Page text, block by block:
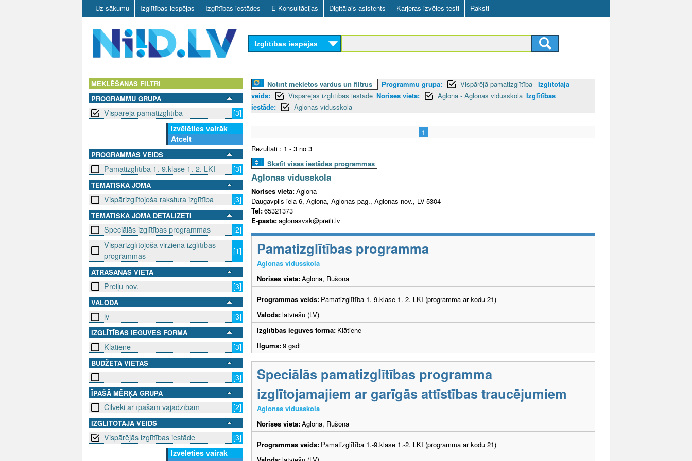
Skip
to
main
content
Uz sākumu Izglītības iespējas Izglītības iestādes E-Konsultācijas Digitālais asistents Karjeras izvēles testi Raksti
V
Izglītības iespējas
MEKLĒŠANAS FILTRI
PROGRAMMU GRUPA
Vispārējā pamatizglītība
[3]
Izvēlēties vairāk
Atcelt
PROGRAMMAS VEIDS
Pamatizglītība 1.-9.klase 1.-2. LKI [3]
TEMATISKĀ JOMA
Vispārizglītojoša rakstura izglītība [3]
TEMATISKĀ JOMA DETALIZĒTI
Speciālās izglītības programmas
[2]
Vispārizglītojoša virziena izglītības
programmas
[1]
ATRAŠANĀS VIETA
Preiļu nov. [3]
VALODA
lv [3]
IZGLĪTĪBAS IEGUVES FORMA
Klātiene [3]
BUDŽETA VIETAS
[3]
ĪPAŠĀ MĒRĶA GRUPA
Cilvēki ar īpašām vajadzībām [2]
IZGLĪTOTĀJA VEIDS
Vispārējās izglītības iestāde
[3]
Izvēlēties vairāk
Notīrīt meklētos vārdus un filtrus Programmu grupa: Vispārējā pamatizglītība Izglītotāja
veids:
Vispārējās izglītības iestāde Norises vieta: Aglona - Aglonas vidusskola Izglītības
iestāde:
Aglonas vidusskola
1
Rezultāti : 1 - 3 no 3
Skatīt visas iestādes programmas
Aglonas vidusskola
Norises vieta:Aglona
Daugavpils iela 6, Aglona, Aglonas pag., Aglonas nov., LV-5304
Tel:65321373
E-pasts:aglonasvsk@preili.lv
Pamatizglītības programma
Aglonas vidusskola
Norises vieta:Aglona, Rušona
Programmas veids: Pamatizglītība 1.-9.klase 1.-2. LKI (programma ar kodu 21)
Valoda:latviešu (LV)
Izglītības ieguves forma: Klātiene
Ilgums:9 gadi
Speciālās pamatizglītības programma
izglītojamajiem ar garīgās attīstības traucējumiem
Aglonas vidusskola
Norises vieta:Aglona, Rušona
Programmas veids: Pamatizglītība 1.-9.klase 1.-2. LKI (programma ar kodu 21)